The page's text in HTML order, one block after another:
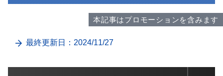
本記事はプロモーションを含みます
最終更新日：2024/11/27